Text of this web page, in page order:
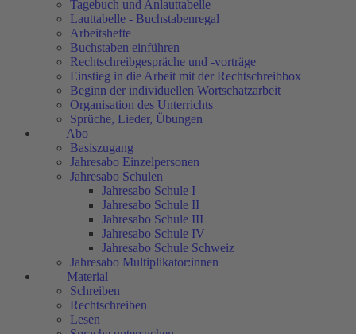
Tagebuch und Anlauttabelle
Lauttabelle - Buchstabenregal
Arbeitshefte
Buchstaben einführen
Rechtschreibgespräche und -vorträge
Einstieg in die Arbeit mit der Rechtschreibbox
Beginn der individuellen Wortschatzarbeit
Organisation des Unterrichts
Sprüche, Lieder, Übungen
Abo
Basiszugang
Jahresabo Einzelpersonen
Jahresabo Schulen
Jahresabo Schule I
Jahresabo Schule II
Jahresabo Schule III
Jahresabo Schule IV
Jahresabo Schule Schweiz
Jahresabo Multiplikator:innen
Material
Schreiben
Rechtschreiben
Lesen